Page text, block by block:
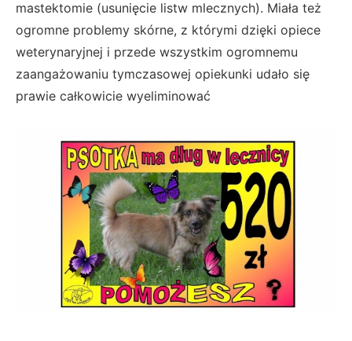
mastektomie (usunięcie listw mlecznych). Miała też
ogromne problemy skórne, z którymi dzięki opiece
weterynaryjnej i przede wszystkim ogromnemu
zaangażowaniu tymczasowej opiekunki udało się
prawie całkowicie wyeliminować